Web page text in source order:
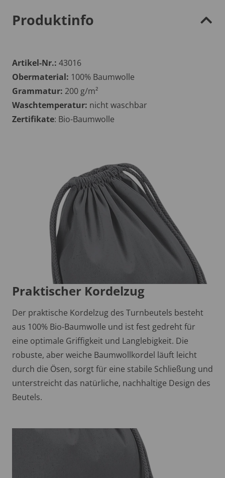
Produktinfo
Artikel-Nr.: 43016
Obermaterial: 100% Baumwolle
Grammatur: 200 g/m²
Waschtemperatur: nicht waschbar
Zertifikate: Bio-Baumwolle
Praktischer Kordelzug
Der praktische Kordelzug des Turnbeutels besteht
aus 100% Bio-Baumwolle und ist fest gedreht für
eine optimale Griffigkeit und Langlebigkeit. Die
robuste, aber weiche Baumwollkordel läuft leicht
durch die Ösen, sorgt für eine stabile Schließung und
unterstreicht das natürliche, nachhaltige Design des
Beutels.